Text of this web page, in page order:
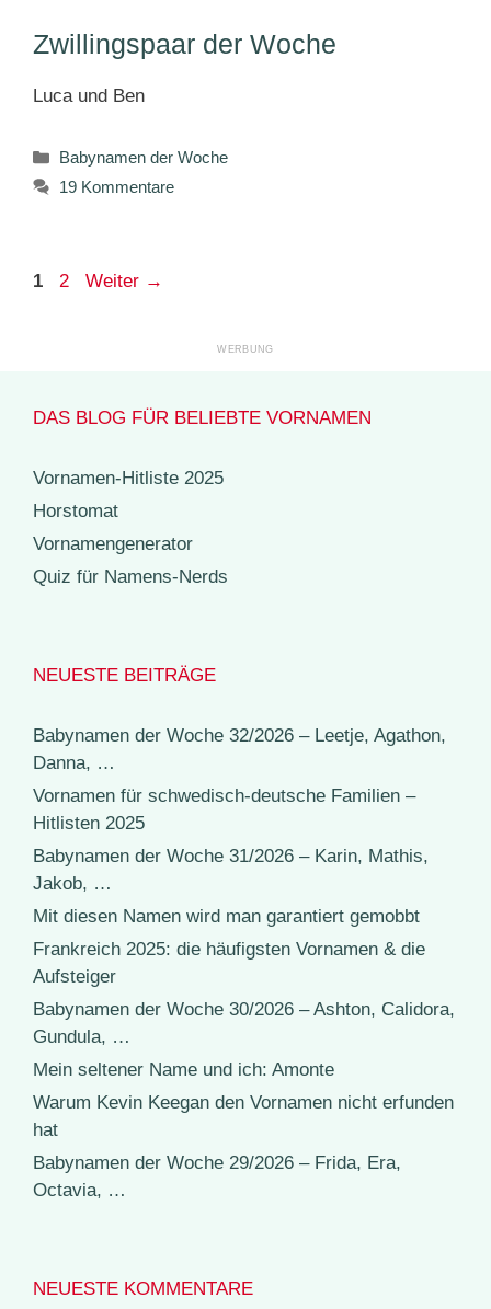
Zwillingspaar der Woche
Luca und Ben
Kategorien
Babynamen der Woche
19 Kommentare
Seite
1 Seite
2 Weiter →
DAS BLOG FÜR BELIEBTE VORNAMEN
Vornamen-Hitliste 2025
Horstomat
Vornamengenerator
Quiz für Namens-Nerds
NEUESTE BEITRÄGE
Babynamen der Woche 32/2026 – Leetje, Agathon,
Danna, …
Vornamen für schwedisch-deutsche Familien –
Hitlisten 2025
Babynamen der Woche 31/2026 – Karin, Mathis,
Jakob, …
Mit diesen Namen wird man garantiert gemobbt
Frankreich 2025: die häufigsten Vornamen & die
Aufsteiger
Babynamen der Woche 30/2026 – Ashton, Calidora,
Gundula, …
Mein seltener Name und ich: Amonte
Warum Kevin Keegan den Vornamen nicht erfunden
hat
Babynamen der Woche 29/2026 – Frida, Era,
Octavia, …
NEUESTE KOMMENTARE